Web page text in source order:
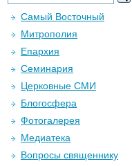
Самый Восточный
Митрополия
Епархия
Семинария
Церковные СМИ
Блогосфера
Фотогалерея
Медиатека
Вопросы священнику